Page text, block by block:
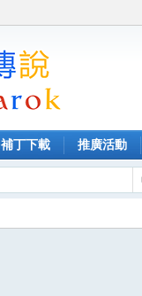
補丁下載 推廣活動